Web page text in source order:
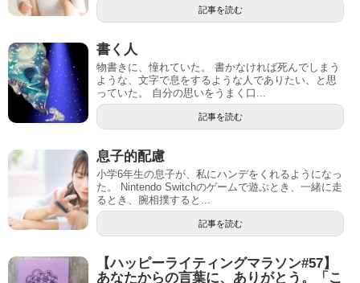
記事を読む
書く人
物書きに、憧れていた。 書かなければ死んでしまう
ような、文字で息をするような人でありたい、と思
っていた。 自分の思いをうまく口...
記事を読む
息子的配慮
小学6年生の息子が、私にハンデをくれるようになっ
た。 Nintendo Switchのゲームで遊ぶとき、一緒に走
るとき、腕相撲すると...
記事を読む
【ハッピーライティングマラソン#57】
あなたからの言葉に、ありがとう。「こ